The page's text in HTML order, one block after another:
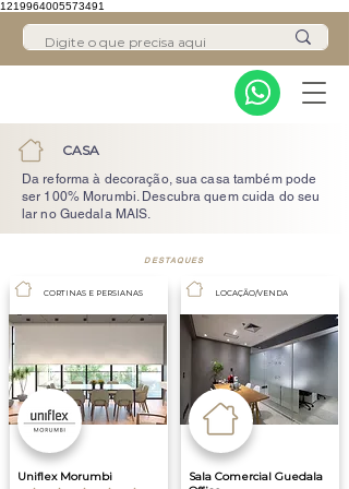
1219964005573491
CASA
Da reforma à decoração, sua casa também pode
ser 100% Morumbi. Descubra quem cuida do seu
lar no Guedala MAIS.
DESTAQUES
CORTINAS E PERSIANAS
Uniflex Morumbi
LOCAÇÃO/VENDA
Sala Comercial Guedala